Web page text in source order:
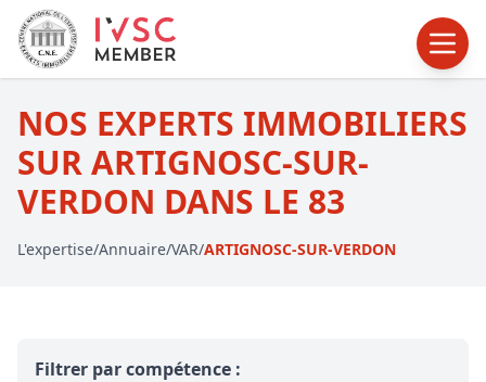
NOS EXPERTS IMMOBILIERS
SUR ARTIGNOSC-SUR-
VERDON DANS LE 83
L'expertise/Annuaire/VAR/ARTIGNOSC-SUR-VERDON
Filtrer par compétence :